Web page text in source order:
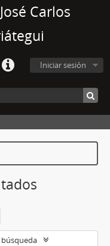
Carlos
Iniciar sesión